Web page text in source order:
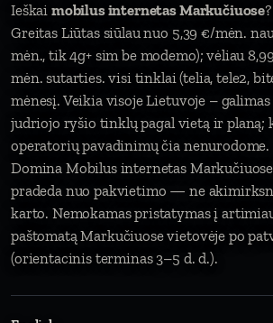
Ieškai mobilus internetas Markučiuose?
Greitas Liūtas siūlau nuo 5,39 €/mėn.
mėn., tik 4g+ sim be modemo); vėliau
mėn. sutarties. visi tinklai (telia, tele2,
mėnesį. Veikia visoje Lietuvoje –
judriojo ryšio tinklų pagal vietą ir planą;
operatorių pavadinimų čia nenurodome.
Domina Mobilus internetas
pradeda nuo pakvietimo — ne
karto. Nemokamas pristatymas į
paštomatą Markučiuose vietovėje po
(orientacinis terminas 3–5 d. d.).